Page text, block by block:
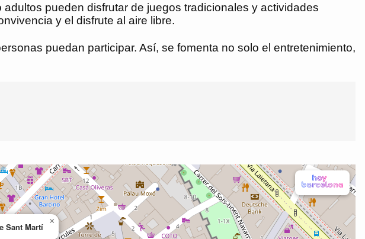
pueden disfrutar de juegos tradicionales y actividades
y el disfrute al aire libre.
puedan participar. Así, se fomenta no solo el entretenimiento,